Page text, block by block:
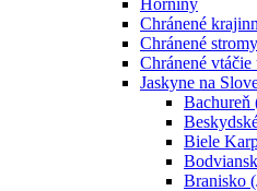
Chránené
Chránené stromy
Chránené vtáčie
Jaskyne na
Bachureň
Biele
Branisko